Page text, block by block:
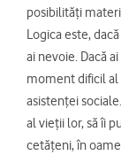
posibilități
Logica este,
ai nevoie. Dacă
moment dificil al
asistenței
al vieții lor, să îi
cetățeni, în